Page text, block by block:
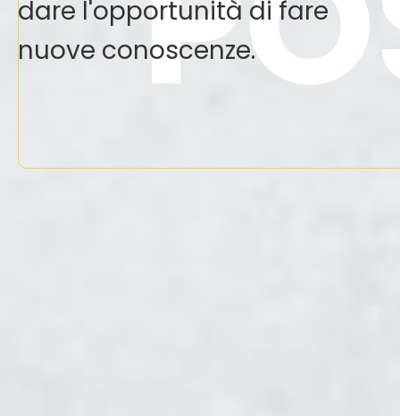
dare l'opportunità di fare
nuove conoscenze.